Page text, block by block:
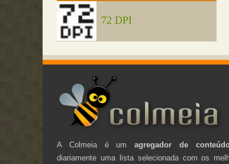
72 DPI
A Colmeia é umagregador de
diariamente uma lista selecionada com os